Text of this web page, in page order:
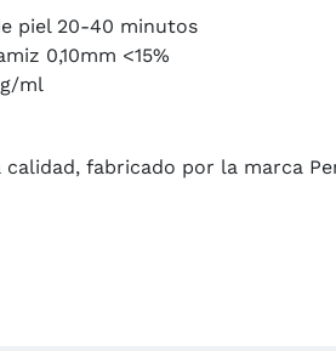
piel 20-40 minutos
0,10mm <15%
ml
fabricado por la marca